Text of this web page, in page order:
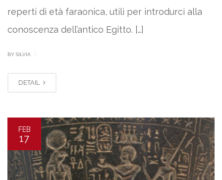
reperti di età faraonica, utili per introdurci alla
conoscenza dell’antico Egitto. […]
BY SILVIA
DETAIL
FEB
17